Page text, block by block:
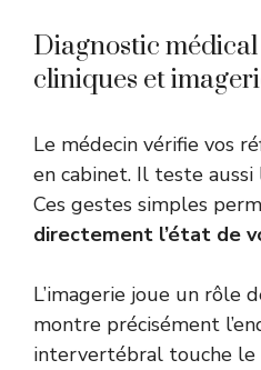
Diagnostic
cliniques et
Le médecin vérifie vos
en cabinet. Il teste
Ces gestes simples
directement l’état de
L’imagerie joue un rôle
montre précisément
intervertébral touche le